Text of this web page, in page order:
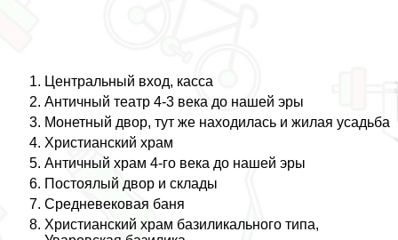
Центральный вход, касса
Античный театр 4-3 века до нашей эры
Монетный двор, тут же находилась и жилая усадьба
Христианский храм
Античный храм 4-го века до нашей эры
Постоялый двор и склады
Средневековая баня
Христианский храм базиликального типа,